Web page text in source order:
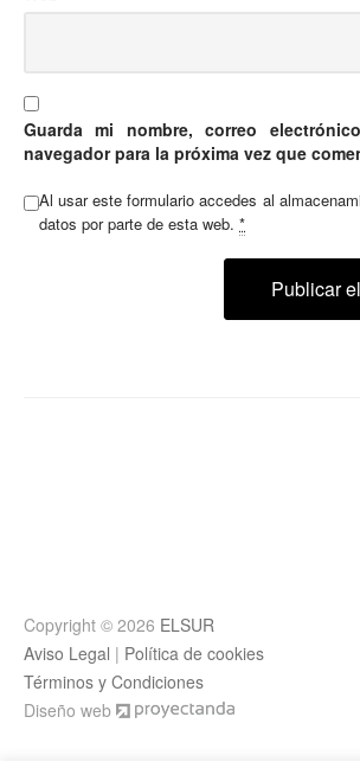
Guarda mi nombre, correo
navegador para la próxima vez que
Al usar este formulario accedes al
datos por parte de esta web. *
Copyright © 2026 ELSUR
Aviso Legal | Política de cookies
Términos y Condiciones
Diseño web